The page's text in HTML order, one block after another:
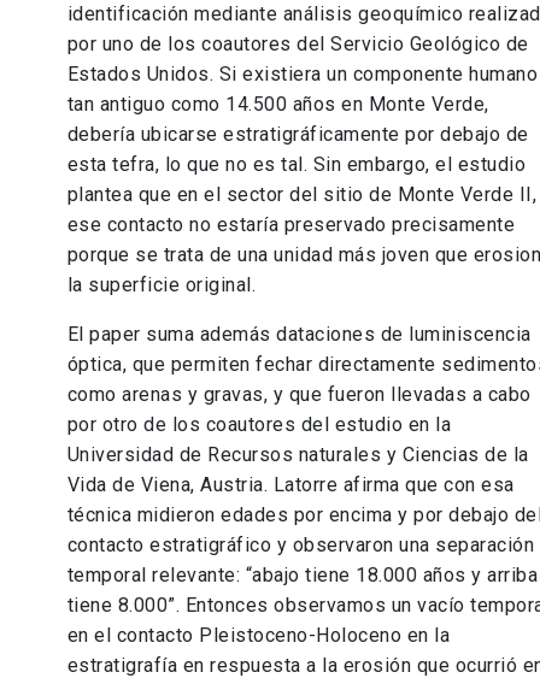
identificación mediante análisis geoquímico
por uno de los coautores del Servicio Geológico de
Estados Unidos. Si existiera un componente humano
tan antiguo como 14.500 años en Monte Verde,
debería ubicarse estratigráficamente por debajo de
esta tefra, lo que no es tal. Sin embargo, el estudio
plantea que en el sector del sitio de Monte Verde II,
ese contacto no estaría preservado precisamente
porque se trata de una unidad más joven que
la superficie original.
El paper suma además dataciones de luminiscencia
óptica, que permiten fechar directamente
como arenas y gravas, y que fueron llevadas a cabo
por otro de los coautores del estudio en la
Universidad de Recursos naturales y Ciencias de la
Vida de Viena, Austria. Latorre afirma que con esa
técnica midieron edades por encima y por debajo
contacto estratigráfico y observaron una separación
temporal relevante: “abajo tiene 18.000 años y arriba
tiene 8.000”. Entonces observamos un vacío
en el contacto Pleistoceno-Holoceno en la
estratigrafía en respuesta a la erosión que ocurrió